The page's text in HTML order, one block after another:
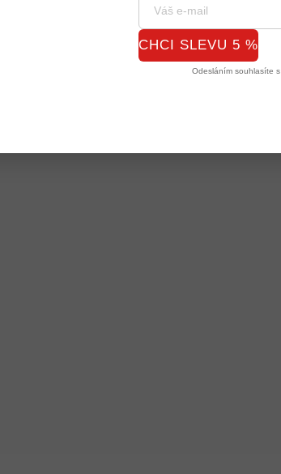
CHCI SLEVU 5 %
Odesláním souhlasíte s